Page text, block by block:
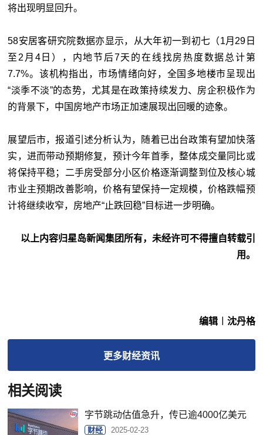
将出现明显回升。
58安居客研究院数据亦显示，从大年初一到初七（1月29日
至2月4日），内地节后7天的在线找房热度数据总计第
7.7%。该机构指出，市场情绪向好，全国多地楼市呈现出
“淡季不淡”的态势，尤其是在政策持续发力、房企积极作为
的背景下，中国房地产市场正加速展现出回暖的迹象。
展望后市，报道引述分析认为，随着已出台政策有望加快落
实，进而带动预期修复，预计今年首季，整体成交量同比或
将保持平稳；二手房受部分小区价格逐渐调整到位及核心城
市业主预期改善影响，价格有望保持一定规模，价格跌幅预
计将继续收窄，房地产“止跌回稳”目标进一步明确。
以上内容归星岛新闻集团所有，未经许可不得擅自转载引
用。
编辑︱沈丹格
更多财经资讯
相关阅读
字节跳动估值急升，传已逾4000亿美元
财经 2025-02-23